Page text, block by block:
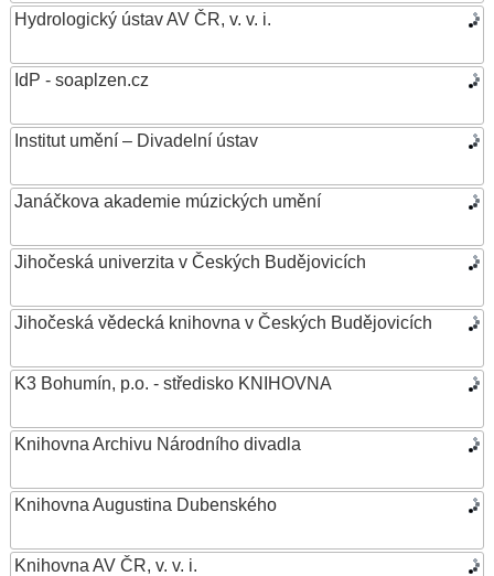
Hydrologický ústav AV ČR, v. v. i.
IdP - soaplzen.cz
Institut umění – Divadelní ústav
Janáčkova akademie múzických umění
Jihočeská univerzita v Českých Budějovicích
Jihočeská vědecká knihovna v Českých Budějovicích
K3 Bohumín, p.o. - středisko KNIHOVNA
Knihovna Archivu Národního divadla
Knihovna Augustina Dubenského
Knihovna AV ČR, v. v. i.